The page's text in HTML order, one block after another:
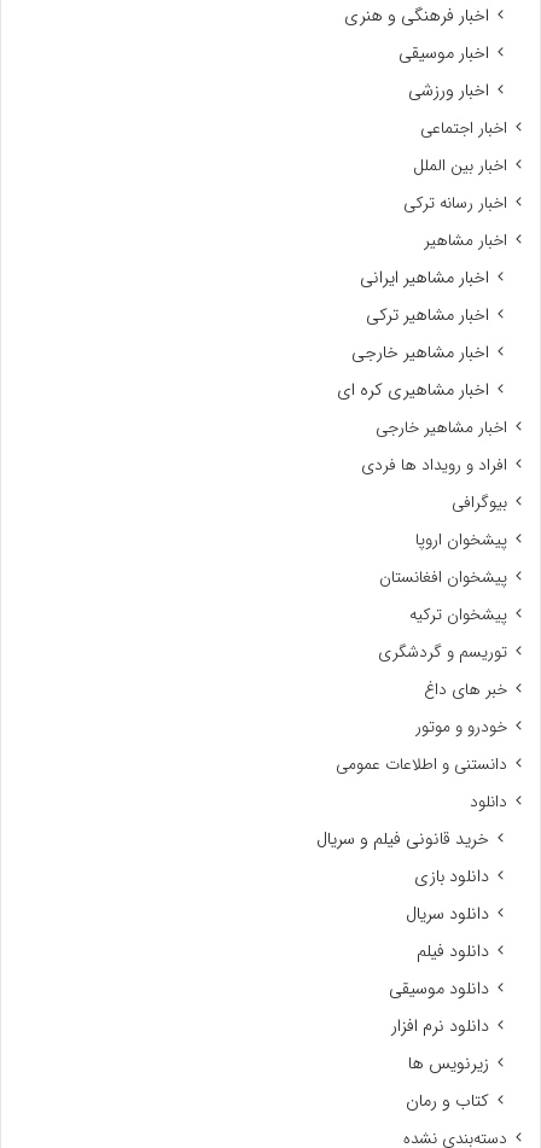
اخبار فرهنگی و هنری
اخبار موسیقی
اخبار ورزشی
اخبار اجتماعی
اخبار بین الملل
اخبار رسانه ترکی
اخبار مشاهیر
اخبار مشاهیر ایرانی
اخبار مشاهیر ترکی
اخبار مشاهیر خارجی
اخبار مشاهیری کره ای
اخبار مشاهیر خارجی
افراد و رویداد ها فردی
بیوگرافی
پیشخوان اروپا
پیشخوان افغانستان
پیشخوان ترکیه
توریسم و گردشگری
خبر های داغ
خودرو و موتور
دانستنی و اطلاعات عمومی
دانلود
خرید قانونی فیلم و سریال
دانلود بازی
دانلود سریال
دانلود فیلم
دانلود موسیقی
دانلود نرم افزار
زیرنویس ها
کتاب و رمان
دسته‌بندی نشده